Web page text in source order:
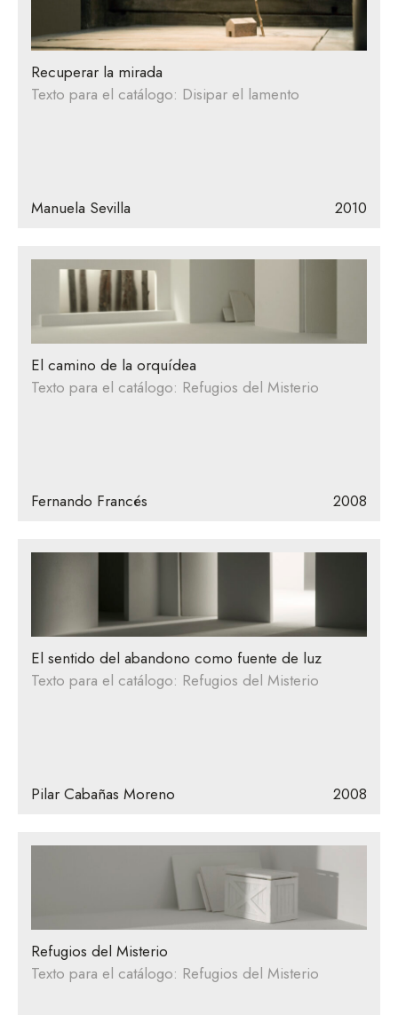
Recuperar la mirada
Texto para el catálogo: Disipar el lamento
Manuela Sevilla 2010
El camino de la orquídea
Texto para el catálogo: Refugios del Misterio
Fernando Francés 2008
El sentido del abandono como fuente de luz
Texto para el catálogo: Refugios del Misterio
Pilar Cabañas Moreno 2008
Refugios del Misterio
Texto para el catálogo: Refugios del Misterio